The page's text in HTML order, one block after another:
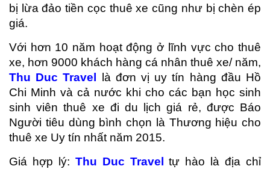
bị lừa đảo tiền cọc thuê xe cũng như bị chèn ép
giá.
Với hơn 10 năm hoạt động ở lĩnh vực cho thuê
xe, hơn 9000 khách hàng cá nhân thuê xe/ năm,
Thu Duc Travel là đơn vị uy tín hàng đầu Hồ
Chi Minh và cả nước khi cho các bạn học sinh
sinh viên thuê xe đi du lịch giá rẻ, được Báo
Người tiêu dùng bình chọn là Thương hiệu cho
thuê xe Uy tín nhất năm 2015.
Giá hợp lý: Thu Duc Travel tự hào là địa chỉ